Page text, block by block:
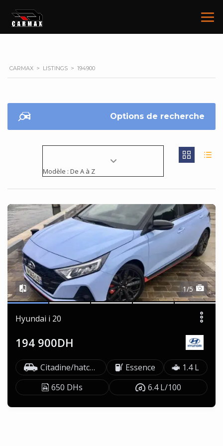
CARMAX > LISTINGS > 194900
Options de recherche
Modèle : De A à Z
1/5
Hyundai i 20
194 900DH
Citadine/hatchback Essence
1.4 L
650 DHs
6.4 L/100